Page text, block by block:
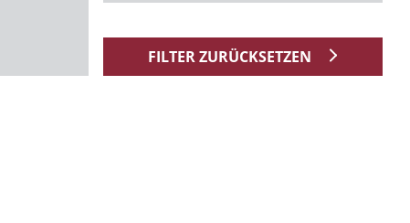
FILTER ZURÜCKSETZEN